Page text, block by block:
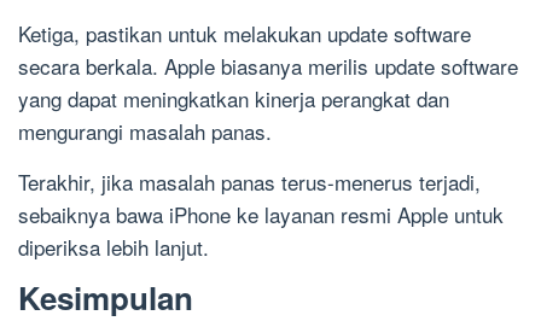
Ketiga, pastikan untuk melakukan update software
secara berkala. Apple biasanya merilis update software
yang dapat meningkatkan kinerja perangkat dan
mengurangi masalah panas.
Terakhir, jika masalah panas terus-menerus terjadi,
sebaiknya bawa iPhone ke layanan resmi Apple untuk
diperiksa lebih lanjut.
Kesimpulan